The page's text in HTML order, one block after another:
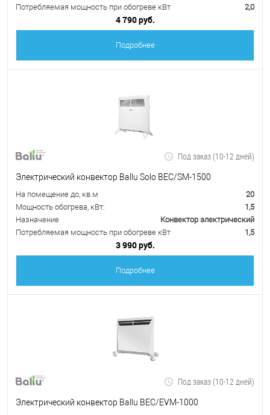
Потребляемая мощность при обогреве кВт
2,0
4 790 руб.
Подробнее
Под заказ (10-12 дней)
Электрический конвектор Ballu Solo BEC/SM-1500
На помещение до, кв.м
20
Мощность обогрева, кВт:
1,5
Назначение
Конвектор электрический
Потребляемая мощность при обогреве кВт
1,5
3 990 руб.
Подробнее
Под заказ (10-12 дней)
Электрический конвектор Ballu BEC/EVM-1000